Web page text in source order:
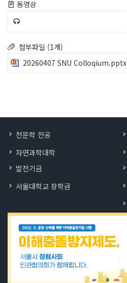
동영상
첨부파일 (1개)
20260407 SNU Colloqium.pptx
천문학 전공
자연과학대학
발전기금
서울대학교 장학금